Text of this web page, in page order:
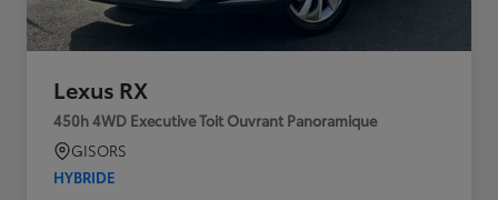
Lexus RX
450h 4WD Executive Toit Ouvrant Panoramique
GISORS
HYBRIDE